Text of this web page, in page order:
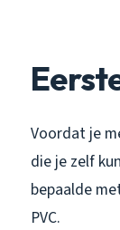
Voordat je
die je zelf
bepaalde
PVC.